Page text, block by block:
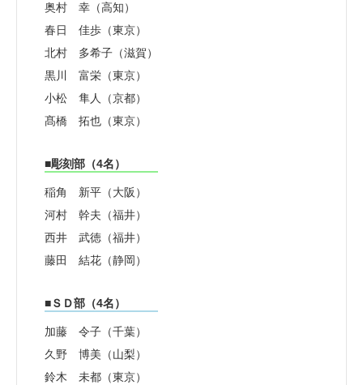
奥村 幸（高知）
春日 佳歩（東京）
北村 多希子（滋賀）
黒川 富栄（東京）
小松 隼人（京都）
髙橋 拓也（東京）
■彫刻部（4名）
稲角 新平（大阪）
河村 幹夫（福井）
西井 武徳（福井）
藤田 結花（静岡）
■ＳＤ部（4名）
加藤 令子（千葉）
久野 博美（山梨）
鈴木 未都（東京）